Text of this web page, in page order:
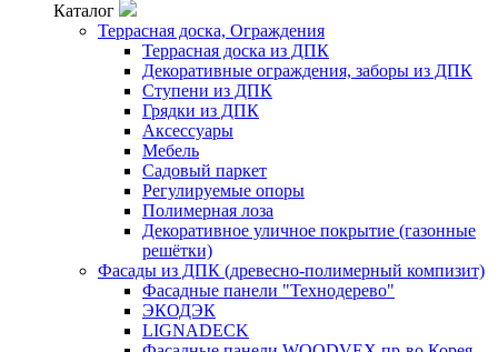
Каталог
Террасная доска, Ограждения
Террасная доска из ДПК
Декоративные ограждения, заборы из ДПК
Ступени из ДПК
Грядки из ДПК
Аксессуары
Мебель
Садовый паркет
Регулируемые опоры
Полимерная лоза
Декоративное уличное покрытие (газонные
решётки)
Фасады из ДПК (древесно-полимерный компизит)
Фасадные панели "Технодерево"
ЭКОДЭК
LIGNADECK